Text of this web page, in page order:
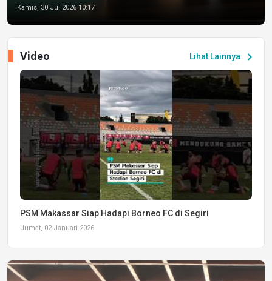
Kamis, 30 Jul 2026 10:17
Lihat Lainnya chevron_right
Video
PSM Makassar Siap Hadapi Borneo FC di Segiri
Jumat, 02 Januari 2026